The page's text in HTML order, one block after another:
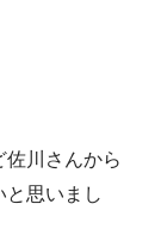
川さんから
と思いまし